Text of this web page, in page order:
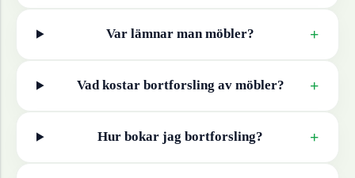
Var lämnar manmöbler? +
Vad kostar bortforsling av möbler? +
Hur bokar jag bortforsling? +